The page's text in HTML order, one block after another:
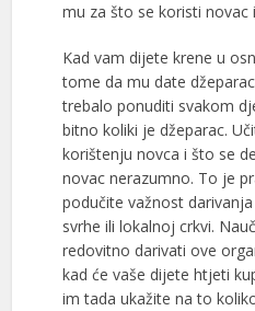
mu za što se koristi novac
Kad vam dijete krene u
tome da mu date
trebalo ponuditi svakom
bitno koliki je džeparac.
korištenju novca i što se
novac nerazumno. To je
podučite važnost
svrhe ili lokalnoj crkvi.
redovitno darivati ove
kad će vaše dijete htjeti
im tada ukažite na to